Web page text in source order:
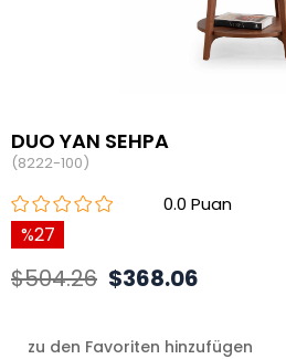
DUO YAN SEHPA
(8222-100)
0.0
27
$504.26 $368.06
zu den Favoriten hinzufügen